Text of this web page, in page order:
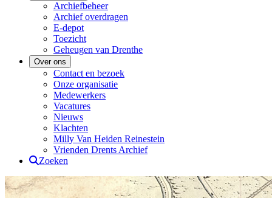
Archiefbeheer
Archief overdragen
E-depot
Toezicht
Geheugen van Drenthe
Over ons
Contact en bezoek
Onze organisatie
Medewerkers
Vacatures
Nieuws
Klachten
Milly Van Heiden Reinestein
Vrienden Drents Archief
Zoeken
Drents Archief